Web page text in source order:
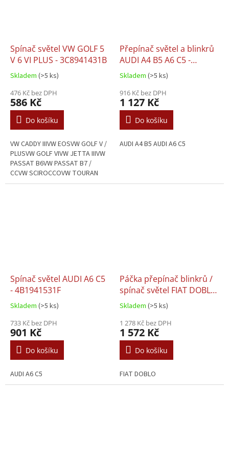
Spínač světel VW GOLF 5
V 6 VI PLUS - 3C8941431B
Skladem (>5 ks)
476 Kč bez DPH
586 Kč
Do košíku
VW CADDY IIIVW EOSVW GOLF V /
PLUSVW GOLF VIVW JETTA IIIVW
PASSAT B6VW PASSAT B7 /
CCVW SCIROCCOVW TOURAN
1T1 1T2VW TIGUAN
Přepínač světel a blinkrů
AUDI A4 B5 A6 C5 -
4D0953513,
4D095351301C
Skladem (>5 ks)
916 Kč bez DPH
1 127 Kč
Do košíku
AUDI A4 B5 AUDI A6 C5
Spínač světel AUDI A6 C5
- 4B1941531F
Skladem (>5 ks)
733 Kč bez DPH
901 Kč
Do košíku
AUDI A6 C5
Páčka přepínač blinkrů /
spínač světel FIAT DOBLO
(01-10) - 735290071,
735360414, 735292037
Skladem (>5 ks)
1 278 Kč bez DPH
1 572 Kč
Do košíku
FIAT DOBLO